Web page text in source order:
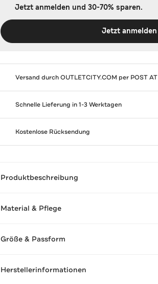
Jetzt anmelden und 30-70% sparen.
Jetzt anmelden
Versand durchOUTLETCITY.COM per POST AT
Schnelle Lieferung in 1-3 Werktagen
Kostenlose Rücksendung
Produktbeschreibung
Material & Pflege
Größe & Passform
Herstellerinformationen